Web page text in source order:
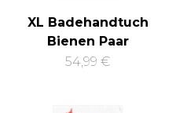
XL Badehandtuch
Bienen Paar
54,99 €